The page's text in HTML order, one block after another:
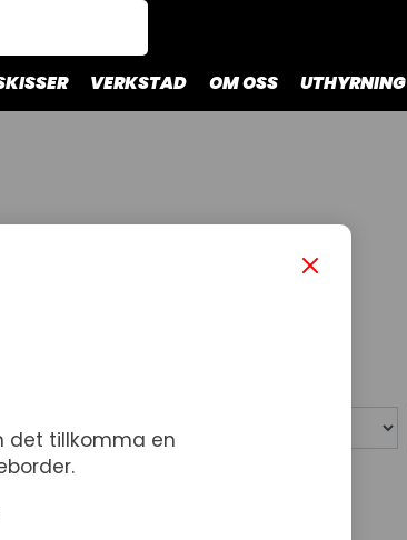
VERKSTAD OM OSS UTHYRNING
det tillkomma en